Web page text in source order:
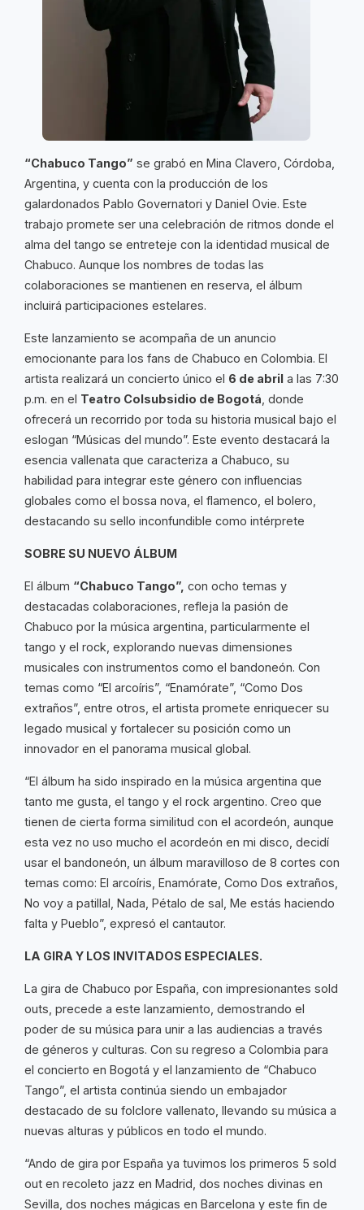
“Chabuco Tango” se grabó en Mina Clavero, Córdoba,
Argentina, y cuenta con la producción de los
galardonados Pablo Governatori y Daniel Ovie. Este
trabajo promete ser una celebración de ritmos donde el
alma del tango se entreteje con la identidad musical de
Chabuco. Aunque los nombres de todas las
colaboraciones se mantienen en reserva, el álbum
incluirá participaciones estelares.
Este lanzamiento se acompaña de un anuncio
emocionante para los fans de Chabuco en Colombia. El
artista realizará un concierto único el 6 de abril a las 7:30
p.m. en el Teatro Colsubsidio de Bogotá , donde
ofrecerá un recorrido por toda su historia musical bajo el
eslogan “Músicas del mundo”. Este evento destacará la
esencia vallenata que caracteriza a Chabuco, su
habilidad para integrar este género con influencias
globales como el bossa nova, el flamenco, el bolero,
destacando su sello inconfundible como intérprete
SOBRE SU NUEVO ÁLBUM
El álbum “Chabuco Tango”, con ocho temas y
destacadas colaboraciones, refleja la pasión de
Chabuco por la música argentina, particularmente el
tango y el rock, explorando nuevas dimensiones
musicales con instrumentos como el bandoneón. Con
temas como “El arcoíris”, “Enamórate”, “Como Dos
extraños”, entre otros, el artista promete enriquecer su
legado musical y fortalecer su posición como un
innovador en el panorama musical global.
“El álbum ha sido inspirado en la música argentina que
tanto me gusta, el tango y el rock argentino. Creo que
tienen de cierta forma similitud con el acordeón, aunque
esta vez no uso mucho el acordeón en mi disco, decidí
usar el bandoneón, un álbum maravilloso de 8 cortes con
temas como: El arcoíris, Enamórate, Como Dos extraños,
No voy a patillal, Nada, Pétalo de sal, Me estás haciendo
falta y Pueblo”, expresó el cantautor.
LA GIRA Y LOS INVITADOS ESPECIALES.
La gira de Chabuco por España, con impresionantes sold
outs, precede a este lanzamiento, demostrando el
poder de su música para unir a las audiencias a través
de géneros y culturas. Con su regreso a Colombia para
el concierto en Bogotá y el lanzamiento de “Chabuco
Tango”, el artista continúa siendo un embajador
destacado de su folclore vallenato, llevando su música a
nuevas alturas y públicos en todo el mundo.
“Ando de gira por España ya tuvimos los primeros 5 sold
out en recoleto jazz en Madrid, dos noches divinas en
Sevilla, dos noches mágicas en Barcelona y este fin de